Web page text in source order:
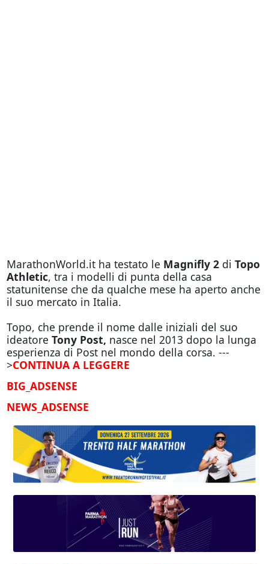
MarathonWorld.it ha testato le Magnifly 2di Topo
Athletic, tra i modelli di punta della casa
statunitense che da qualche mese ha aperto anche
il suo mercato in Italia.
Topo, che prende il nome dalle iniziali del suo
ideatore Tony Post, nasce nel 2013 dopo la lunga
esperienza di Post nel mondo della corsa. ---
>CONTINUA A LEGGERE
BIG_ADSENSE
NEWS_ADSENSE